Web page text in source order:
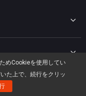
めCookieを使用してい
た上で、続行をクリッ